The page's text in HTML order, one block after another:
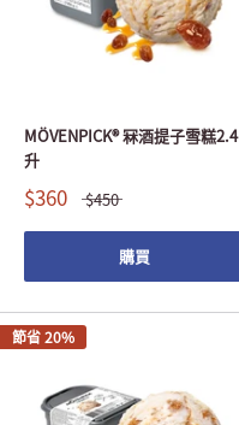
MÖVENPICK® 冧酒提子雪糕2.4
升
$360 $450
購買
節省 20%